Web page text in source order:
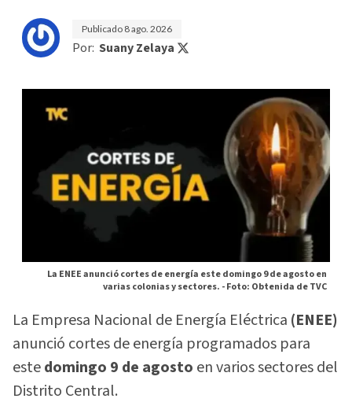
Publicado 8 ago. 2026
Por: Suany Zelaya
La ENEE anunció cortes de energía este domingo 9 de agosto en
varias colonias y sectores. -Foto: Obtenida de TVC
La Empresa Nacional de Energía Eléctrica (ENEE)
anunció cortes de energía programados para
estedomingo 9 de agosto en varios sectores del
Distrito Central.